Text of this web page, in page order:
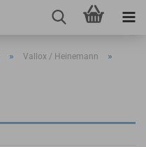
» Vallox / Heinemann »